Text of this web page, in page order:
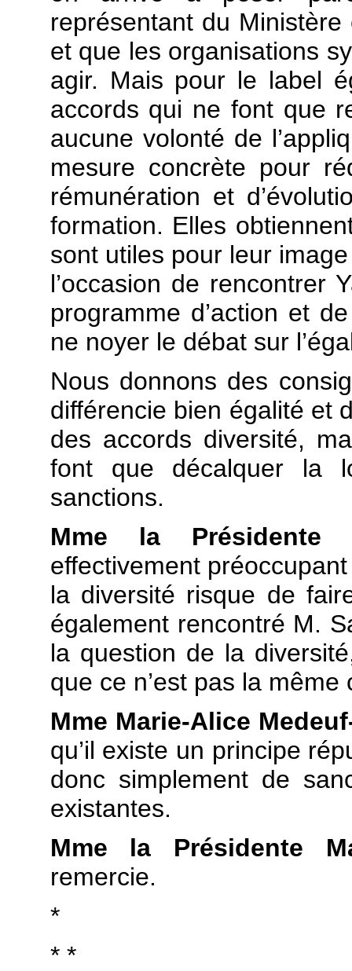
représentant du
et que les organisations
agir. Mais pour le label
accords qui ne font que
aucune volonté de
mesure concrète pour
rémunération et
formation. Elles
sont utiles pour leur
l’occasion de rencontrer
programme d’action et
ne noyer le débat sur
Nous donnons des
différencie bien égalité et
des accords diversité,
font que décalquer la
sanctions.
Mme la Présidente
effectivement
la diversité risque de
également rencontré M.
la question de la
que ce n’est pas la même
Mme Marie-Alice
qu’il existe un principe
donc simplement de
existantes.
Mme la Présidente
remercie.
*
* *